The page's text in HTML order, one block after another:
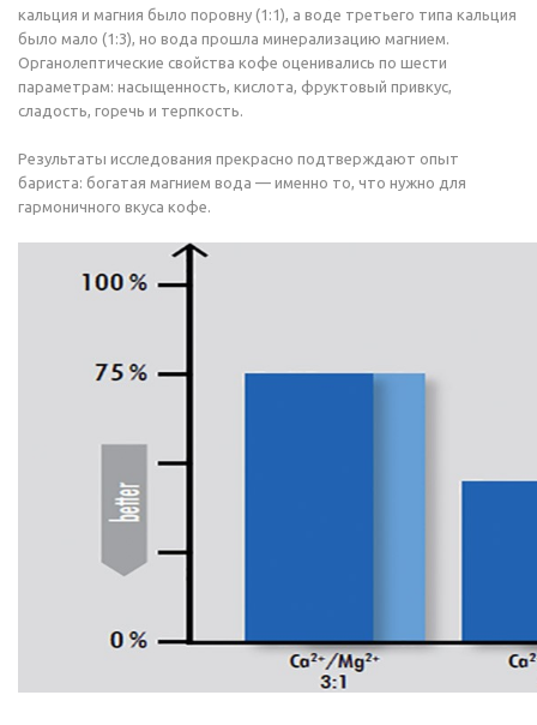
кальция и магния было поровну (1:1), а воде третьего типа кальция
было мало (1:3), но вода прошла минерализацию магнием.
Органолептические свойства кофе оценивались по шести
параметрам: насыщенность, кислота, фруктовый привкус,
сладость, горечь и терпкость.
Результаты исследования прекрасно подтверждают опыт
бариста: богатая магнием вода — именно то, что нужно для
гармоничного вкуса кофе.